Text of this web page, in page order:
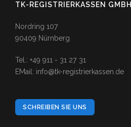
TK-REGISTRIERKASSEN GMBH
Nordring 107
90409 Nürnberg
Tel.: +49 911 - 31 27 31
EMail: info@tk-registrierkassen.de
SCHREIBEN SIE UNS